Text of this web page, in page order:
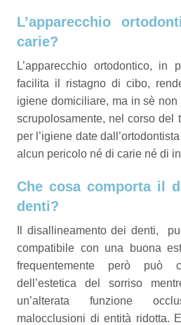
L’apparecchio
carie?
L’apparecchio ortodontico, in
facilita il ristagno di cibo,
igiene domiciliare, ma in sè
scrupolosamente, nel corso del
per l’igiene date
alcun pericolo né di carie né di
Che cosa comporta il
denti?
Il disallineamento dei denti,
compatibile con una buona
frequentemente però può
dell’estetica del sorriso
un’alterata funzione
malocclusioni di entità ridotta.